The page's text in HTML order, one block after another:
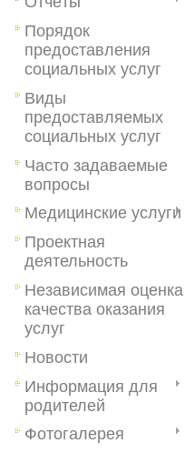
Порядок
предоставления
социальных услуг
Виды
предоставляемых
социальных услуг
Часто задаваемые
вопросы
Медицинские услуги
Проектная
деятельность
Независимая оценка
качества оказания
услуг
Новости
Информация для
родителей
Фотогалерея